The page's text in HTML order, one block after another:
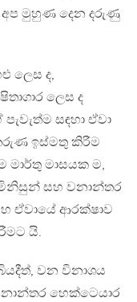
මුහුණ දෙන දරුණු
ලෙස ද,
ලෙස ද
සඳහා ඒවා
ඉස්මතු කිරීම
මාර්තු මාසයක ම,
මිනිසුන් සහ වනාන්තර
ඒවායේ ආරක්ෂාව
යි.
වන විනාශය
හෙක්ටෙයාර